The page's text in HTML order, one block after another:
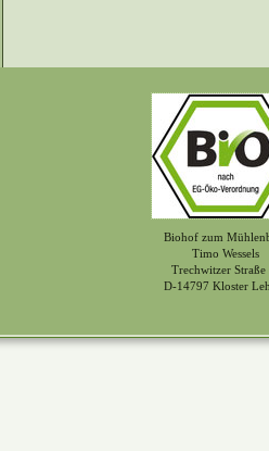
Biohof zum
Timo Wessels
Trechwitzer Straße
D-14797 Kloster